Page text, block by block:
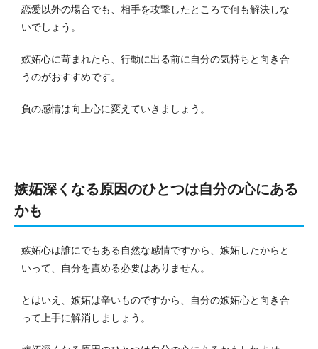
恋愛以外の場合でも、相手を攻撃したところで何も解決しな
いでしょう。
嫉妬心に苛まれたら、行動に出る前に自分の気持ちと向き合
うのがおすすめです。
負の感情は向上心に変えていきましょう。
嫉妬深くなる原因のひとつは自分の心にある
かも
嫉妬心は誰にでもある自然な感情ですから、嫉妬したからと
いって、自分を責める必要はありません。
とはいえ、嫉妬は辛いものですから、自分の嫉妬心と向き合
って上手に解消しましょう。